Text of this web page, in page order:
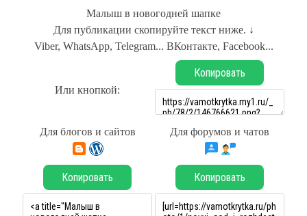
Малыш в новогодней шапке
Для публикации скопируйте текст ниже. ↓
Viber, WhatsApp, Telegram... ВКонтакте, Facebook...
Или кнопкой:
Копировать
Для блогов и сайтов Для форумов и чатов
Копировать Копировать